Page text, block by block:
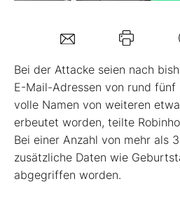
Kontakt
Bei der Attacke seien nach
E-Mail-Adressen von rund fünf
volle Namen von weiteren
erbeutet worden, teilte
Bei einer Anzahl von mehr als
zusätzliche Daten wie
abgegriffen worden.